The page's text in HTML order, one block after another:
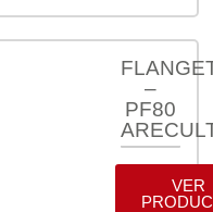
–
PF80
VER